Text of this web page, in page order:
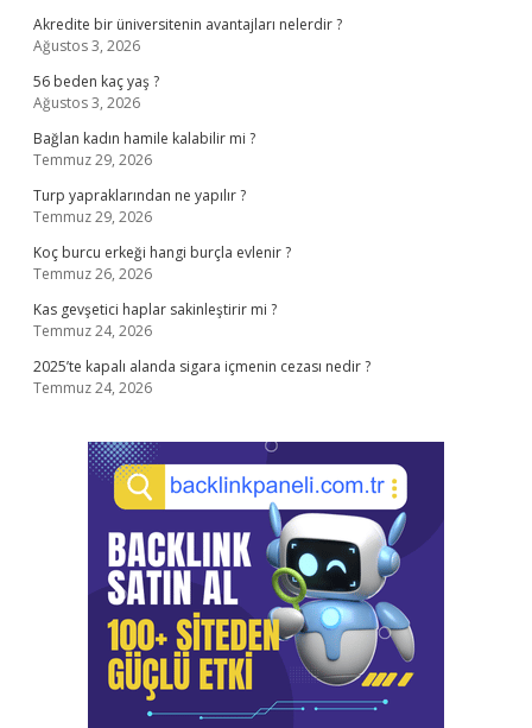
Akredite bir üniversitenin avantajları nelerdir ?
Ağustos 3, 2026
56 beden kaç yaş ?
Ağustos 3, 2026
Bağlan kadın hamile kalabilir mi ?
Temmuz 29, 2026
Turp yapraklarından ne yapılır ?
Temmuz 29, 2026
Koç burcu erkeği hangi burçla evlenir ?
Temmuz 26, 2026
Kas gevşetici haplar sakinleştirir mi ?
Temmuz 24, 2026
2025’te kapalı alanda sigara içmenin cezası nedir ?
Temmuz 24, 2026